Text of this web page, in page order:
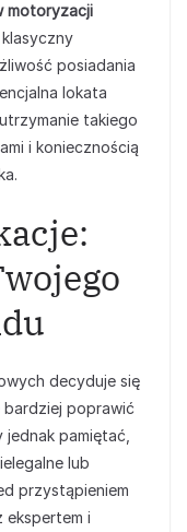
motoryzacji
posiadania
lokata
takiego
i koniecznością
decyduje się
poprawić
pamiętać,
lub
przystąpieniem
i